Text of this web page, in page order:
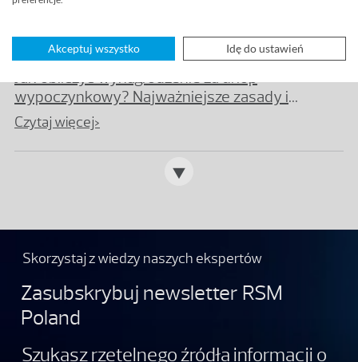
Jak obliczyć wynagrodzenie za urlop
wypoczynkowy? Najważniejsze zasady i
przykłady
Czytaj więcej>
Skorzystaj z wiedzy naszych ekspertów
Zasubskrybuj newsletter RSM
Poland
Szukasz rzetelnego źródła informacji o
Akceptuj wszystko Idę do ustawień